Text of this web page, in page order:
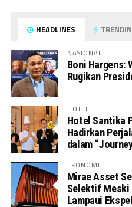
HEADLINES
NASIONAL
Boni Hargens:
Rugikan
HOTEL
Hotel Santika
Hadirkan
dalam
EKONOMI
Mirae Asset
Selektif Meski
Lampaui